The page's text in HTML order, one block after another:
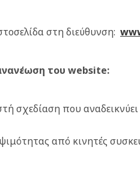
στη διεύθυνση:
του website:
σχεδίαση που
από κινητές